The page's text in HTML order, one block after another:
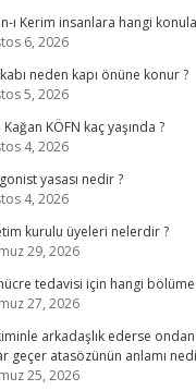
ı Kerim insanlara hangi
6, 2026
neden kapı önüne konur ?
5, 2026
KÖFN kaç yaşında ?
4, 2026
yasası nedir ?
4, 2026
kurulu üyeleri nelerdir ?
29, 2026
tedavisi için hangi
27, 2026
arkadaşlık ederse
geçer atasözünün anlamı
25, 2026